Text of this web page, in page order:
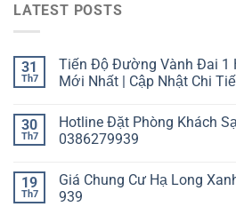
LATEST POSTS
31
Th7
Tiến Độ Đường Vành Đai 1
Mới Nhất | Cập Nhật Chi
30
Th7
Hotline Đặt Phòng Khách
0386279939
19
Th7
Giá Chung Cư Hạ Long
939